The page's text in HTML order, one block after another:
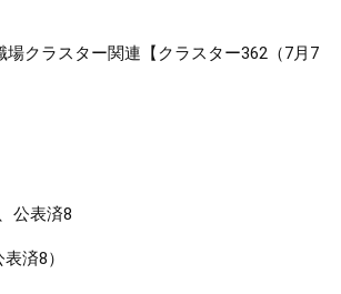
場クラスター関連【クラスター362（7月7
公表済8
済8）